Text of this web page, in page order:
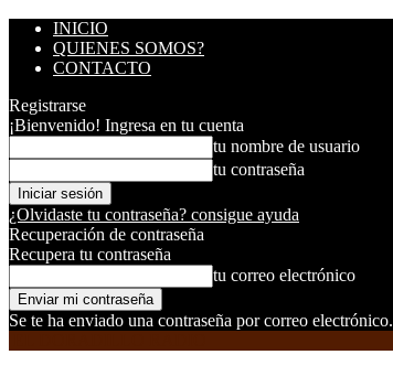
INICIO
QUIENES SOMOS?
CONTACTO
Registrarse
¡Bienvenido! Ingresa en tu cuenta
tu nombre de usuario
tu contraseña
¿Olvidaste tu contraseña? consigue ayuda
Recuperación de contraseña
Recupera tu contraseña
tu correo electrónico
Se te ha enviado una contraseña por correo electrónico.